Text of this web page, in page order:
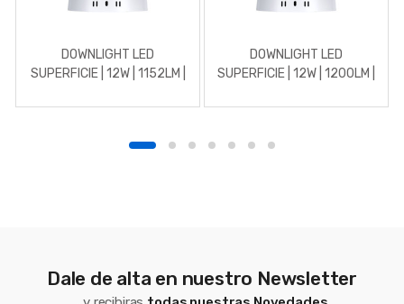
DOWNLIGHT LED
SUPERFICIE | 12W | 1152LM |
BLANCO
DOWNLIGHT LED
SUPERFICIE | 12W | 1200LM |
Dale de alta en nuestro Newsletter